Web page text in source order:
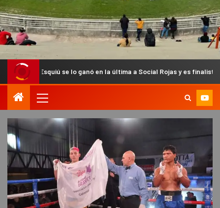
se lo ganó en la última a Social Rojas y es finalista del Anual